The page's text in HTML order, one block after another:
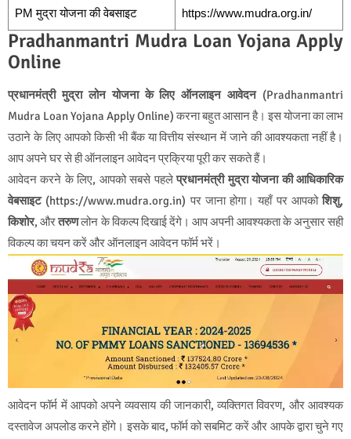
PM मुद्रा योजना की वेबसाइट https://www.mudra.org.in/
Pradhanmantri Mudra Loan Yojana Apply
Online
प्रधानमंत्री मुद्रा लोन योजना के लिए ऑनलाइन आवेदन(Pradhanmantri
Mudra Loan Yojana Apply Online) करना बहुत आसान है। इस योजना का लाभ
उठाने के लिए आपको किसी भी बैंक या वित्तीय संस्थान में जाने की आवश्यकता नहीं है।
आप अपने घर से ही ऑनलाइन आवेदन प्रक्रिया पूरी कर सकते हैं।
आवेदन करने के लिए, आपको सबसे पहलेप्रधानमंत्री मुद्रा योजना की आधिकारिक
वेबसाइट(https://www.mudra.org.in) पर जाना होगा। यहाँ पर आपकोशिशु,
किशोर, औरतरुणलोन के विकल्प दिखाई देंगे। आप अपनी आवश्यकता के अनुसार सही
विकल्प का चयन करें और ऑनलाइन आवेदन फॉर्म भरें।
आवेदन फॉर्म में आपको अपने व्यवसाय की जानकारी, व्यक्तिगत विवरण, और आवश्यक
दस्तावेज अपलोड करने होंगे। इसके बाद, फॉर्म को सबमिट करें और आपके द्वारा चुने गए